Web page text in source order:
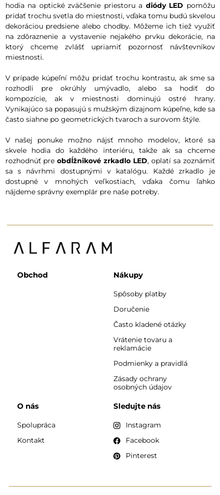
hodia na optické zväčšenie priestoru a diódy LED pomôžu
pridať trochu svetla do miestnosti, vďaka tomu budú skvelou
dekoráciou predsiene alebo chodby. Môžeme ich tiež využiť
na zdôraznenie a vystavenie nejakého prvku dekorácie, na
ktorý chceme zvlášť upriamiť pozornosť návštevníkov
miestnosti.
V prípade kúpeľní môžu pridať trochu kontrastu, ak sme sa
rozhodli pre okrúhly umývadlo, alebo sa hodiť do
kompozície, ak v miestnosti dominujú ostré hrany.
Vynikajúco sa popasujú s mužským dizajnom kúpeľne, kde sa
často siahne po geometrických tvaroch a surovom štýle.
V našej ponuke možno nájsť mnoho modelov, ktoré sa
skvele hodia do každého interiéru, takže ak sa chceme
rozhodnúť preobdĺžnikové zrkadlo LED, oplatí sa zoznámiť
sa s návrhmi dostupnými v katalógu. Každé zrkadlo je
dostupné v mnohých veľkostiach, vďaka čomu ľahko
nájdeme správny exemplár pre naše potreby.
Obchod Nákupy
Spôsoby platby
Doručenie
Často kladené otázky
Vrátenie tovaru a
reklamácie
Podmienky a pravidlá
Zásady ochrany
osobných údajov
O nás
Spolupráca
Kontakt
Sledujte nás
Instagram
Facebook
Pinterest